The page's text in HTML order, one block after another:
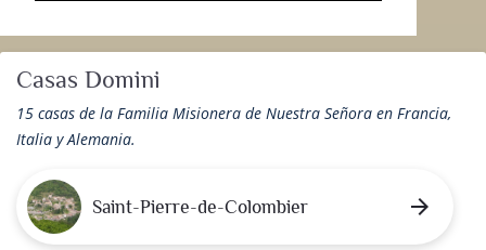
Casas Domini
15 casas de la Familia Misionera de Nuestra Señora en Francia,
Italia y Alemania.
Saint-Pierre-de-Colombier arrow_forward